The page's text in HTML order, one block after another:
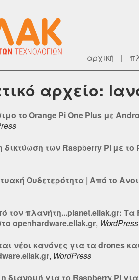
αρχική |
αρχείο:
το Orange Pi One Plus με
των Raspberry Pi με το
Ουδετερότητα | Από το
τον πλανήτη...planet.ellak.gr: Τα
openhardware.ellak.gr, WordPress
νέοι κανόνες για τα drones
, WordPress
διανομή για το Raspberry Pi